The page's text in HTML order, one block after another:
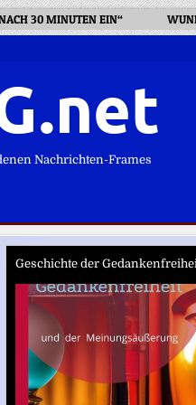
30 MINUTEN EIN“
Nachrichten-Frames
Geschichte der